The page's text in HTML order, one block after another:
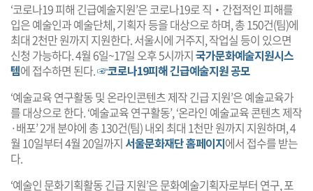
‘코로나19 피해 긴급예술지원’은 코로나19로 직‧간접적인 피해를
입은 예술인과 예술단체, 기획자 등을 대상으로 하며, 총 150건(팀)에
최대 2천만 원까지 지원한다. 서울시에 거주지, 작업실 등이 있으면
신청 가능하다. 4월 6일~17일 오후 5시까지국가문화예술지원시스
템에 접수하면 된다.☞코로나19피해 긴급예술지원 공모
‘예술교육 연구활동 및 온라인콘텐츠 제작 긴급 지원’은 예술교육가
를 대상으로 한다. ‘예술교육 연구활동’, ‘온라인 예술교육 콘텐츠 제작
·배포’ 2개 분야에 총 130건(팀) 내외 최대 1천만 원까지 지원하며, 4
월 10일부터 4월 20일까지 서울문화재단 홈페이지에서 접수를 받는
다.
‘예술인 문화기획활동 긴급 지원’은 문화예술기획자로부터 연구, 포